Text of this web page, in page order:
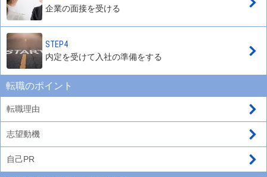
企業の面接を受ける
STEP4
内定を受けて入社の準備をする
転職のポイント
転職理由
志望動機
自己PR